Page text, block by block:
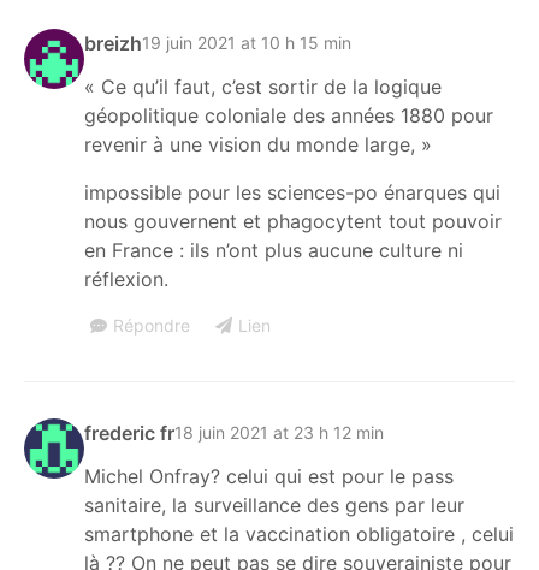
breizh19 juin 2021 at 10 h 15 min
« Ce qu’il faut, c’est sortir de la logique
géopolitique coloniale des années 1880 pour
revenir à une vision du monde large, »
impossible pour les sciences-po énarques qui
nous gouvernent et phagocytent tout pouvoir
en France : ils n’ont plus aucune culture ni
réflexion.
Répondre Lien
frederic fr18 juin 2021 at 23 h 12 min
Michel Onfray? celui qui est pour le pass
sanitaire, la surveillance des gens par leur
smartphone et la vaccination obligatoire , celui
là ?? On ne peut pas se dire souverainiste pour